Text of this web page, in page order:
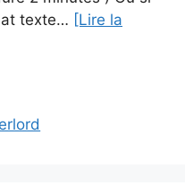
texte… [Lire la